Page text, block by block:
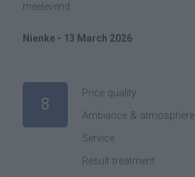
meelevend
Nienke - 13 March 2026
8
Price quality
Ambiance & atmosphere
Service
Result treatment